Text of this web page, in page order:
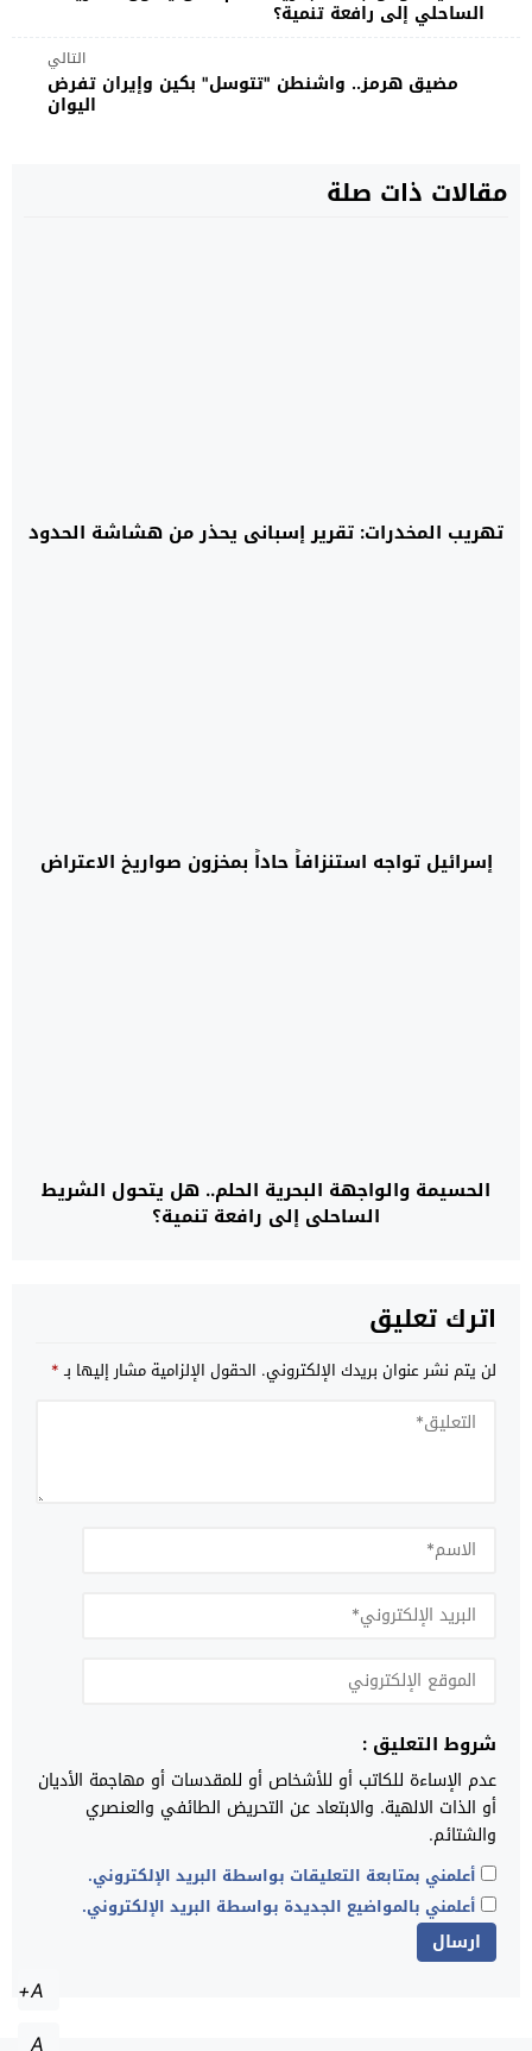
الساحلي إلى رافعة تنمية؟
التالي
مضيق هرمز.. واشنطن "تتوسل" بكين وإيران تفرض
اليوان
مقالات ذات صلة
تهريب المخدرات: تقرير إسباني يحذر من هشاشة الحدود
إسرائيل تواجه استنزافاً حاداً بمخزون صواريخ الاعتراض
الحسيمة والواجهة البحرية الحلم.. هل يتحول الشريط
الساحلي إلى رافعة تنمية؟
اترك تعليق
لن يتم نشر عنوان بريدك الإلكتروني. الحقول الإلزامية مشار إليها بـ*
شروط التعليق :
عدم الإساءة للكاتب أو للأشخاص أو للمقدسات أو مهاجمة الأديان
أو الذات الالهية. والابتعاد عن التحريض الطائفي والعنصري
والشتائم.
أعلمني بمتابعة التعليقات بواسطة البريد الإلكتروني.
أعلمني بالمواضيع الجديدة بواسطة البريد الإلكتروني.
A+